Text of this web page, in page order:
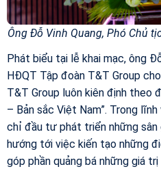
Ông Đỗ Vinh Quang, Phó Chủ
Phát biểu tại lễ khai mạc, ông
HĐQT Tập đoàn T&T Group
T&T Group luôn kiên định theo
– Bản sắc Việt Nam”. Trong
chỉ đầu tư phát triển những
hướng tới việc kiến tạo những
góp phần quảng bá những giá